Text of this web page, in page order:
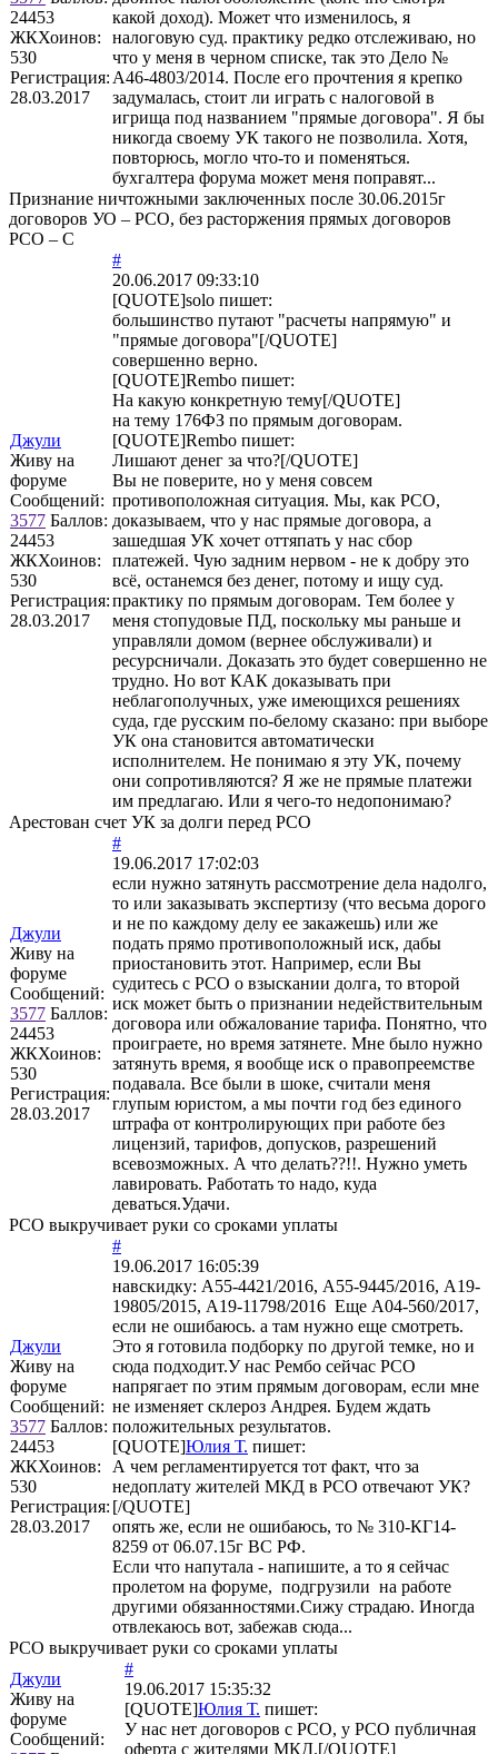
24453
ЖКХоинов:
530
Регистрация:
28.03.2017
какой доход). Может что изменилось, я
налоговую суд. практику редко отслеживаю, но
что у меня в черном списке, так это Дело №
А46-4803/2014. После его прочтения я крепко
задумалась, стоит ли играть с налоговой в
игрища под названием "прямые договора". Я бы
никогда своему УК такого не позволила. Хотя,
повторюсь, могло что-то и поменяться.
бухгалтера форума может меня поправят...
Признание ничтожными заключенных после 30.06.2015г
договоров УО – РСО, без расторжения прямых договоров
РСО – С
Джули
Живу на
форуме
Сообщений:
3577 Баллов:
24453
ЖКХоинов:
530
Регистрация:
28.03.2017
#
20.06.2017 09:33:10
[QUOTE]solo пишет:
большинство путают "расчеты напрямую" и
"прямые договора"[/QUOTE]
совершенно верно.
[QUOTE]Rembo пишет:
На какую конкретную тему[/QUOTE]
на тему 176ФЗ по прямым договорам.
[QUOTE]Rembo пишет:
Лишают денег за что?[/QUOTE]
Вы не поверите, но у меня совсем
противоположная ситуация. Мы, как РСО,
доказываем, что у нас прямые договора, а
зашедшая УК хочет оттяпать у нас сбор
платежей. Чую задним нервом - не к добру это
всё, останемся без денег, потому и ищу суд.
практику по прямым договорам. Тем более у
меня стопудовые ПД, поскольку мы раньше и
управляли домом (вернее обслуживали) и
ресурсничали. Доказать это будет совершенно не
трудно. Но вот КАК доказывать при
неблагополучных, уже имеющихся решениях
суда, где русским по-белому сказано: при выборе
УК она становится автоматически
исполнителем. Не понимаю я эту УК, почему
они сопротивляются? Я же не прямые платежи
им предлагаю. Или я чего-то недопонимаю?
Арестован счет УК за долги перед РСО
Джули
Живу на
форуме
Сообщений:
3577 Баллов:
24453
ЖКХоинов:
530
Регистрация:
28.03.2017
#
19.06.2017 17:02:03
если нужно затянуть рассмотрение дела надолго,
то или заказывать экспертизу (что весьма дорого
и не по каждому делу ее закажешь) или же
подать прямо противоположный иск, дабы
приостановить этот. Например, если Вы
судитесь с РСО о взыскании долга, то второй
иск может быть о признании недействительным
договора или обжалование тарифа. Понятно, что
проиграете, но время затянете. Мне было нужно
затянуть время, я вообще иск о правопреемстве
подавала. Все были в шоке, считали меня
глупым юристом, а мы почти год без единого
штрафа от контролирующих при работе без
лицензий, тарифов, допусков, разрешений
всевозможных. А что делать??!!. Нужно уметь
лавировать. Работать то надо, куда
деваться.Удачи.
РСО выкручивает руки со сроками уплаты
Джули
Живу на
форуме
Сообщений:
3577 Баллов:
24453
ЖКХоинов:
530
Регистрация:
28.03.2017
#
19.06.2017 16:05:39
навскидку: А55-4421/2016, А55-9445/2016, А19-
19805/2015, А19-11798/2016 Еще А04-560/2017,
если не ошибаюсь. а там нужно еще смотреть.
Это я готовила подборку по другой темке, но и
сюда подходит.У нас Рембо сейчас РСО
напрягает по этим прямым договорам, если мне
не изменяет склероз Андрея. Будем ждать
положительных результатов.
[QUOTE]Юлия Т. пишет:
А чем регламентируется тот факт, что за
недоплату жителей МКД в РСО отвечают УК?
[/QUOTE]
опять же, если не ошибаюсь, то № 310-КГ14-
8259 от 06.07.15г ВС РФ.
Если что напутала - напишите, а то я сейчас
пролетом на форуме, подгрузили на работе
другими обязанностями.Сижу страдаю. Иногда
отвлекаюсь вот, забежав сюда...
РСО выкручивает руки со сроками уплаты
Джули
Живу на
форуме
Сообщений:
#
19.06.2017 15:35:32
[QUOTE]Юлия Т. пишет:
У нас нет договоров с РСО, у РСО публичная
оферта с жителями МКД.[/QUOTE]